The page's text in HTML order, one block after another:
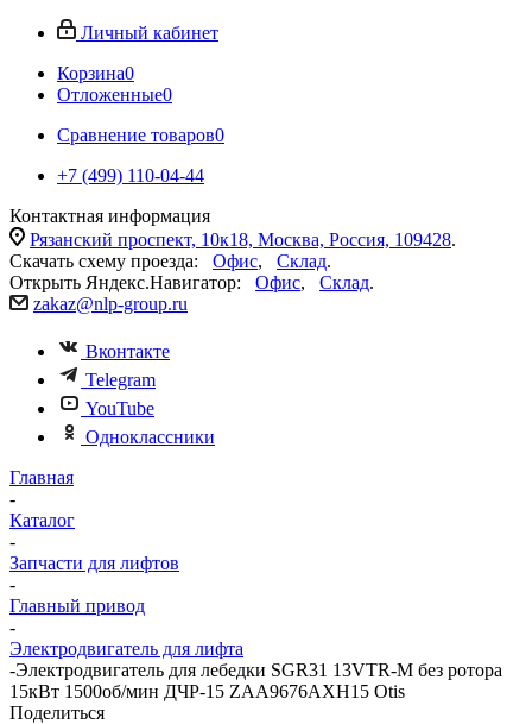
Личный кабинет
Корзина0
Отложенные0
Сравнение товаров0
+7 (499) 110-04-44
Контактная информация
Рязанский проспект, 10к18, Москва, Россия, 109428.
Скачать схему проезда: Офис, Склад.
Открыть Яндекс.Навигатор: Офис, Склад.
zakaz@nlp-group.ru
Вконтакте
Telegram
YouTube
Одноклассники
Главная
-
Каталог
-
Запчасти для лифтов
-
Главный привод
-
Электродвигатель для лифта
-Электродвигатель для лебедки SGR31 13VTR-M без ротора
15кВт 1500об/мин ДЧР-15 ZAA9676AXH15 Otis
Поделиться